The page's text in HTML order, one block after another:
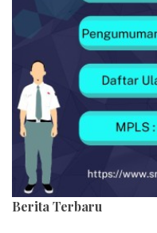
Berita Terbaru